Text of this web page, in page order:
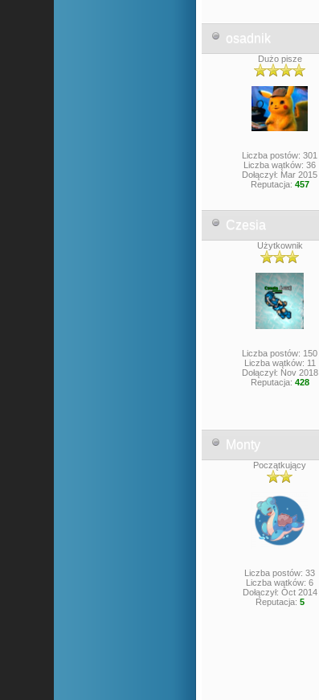
osadnik
Dużo pisze
Liczba postów: 301
Liczba wątków: 36
Dołączył: Mar 2015
Reputacja: 457
Czesia
Użytkownik
Liczba postów: 150
Liczba wątków: 11
Dołączył: Nov 2018
Reputacja: 428
Monty
Początkujący
Liczba postów: 33
Liczba wątków: 6
Dołączył: Oct 2014
Reputacja: 5